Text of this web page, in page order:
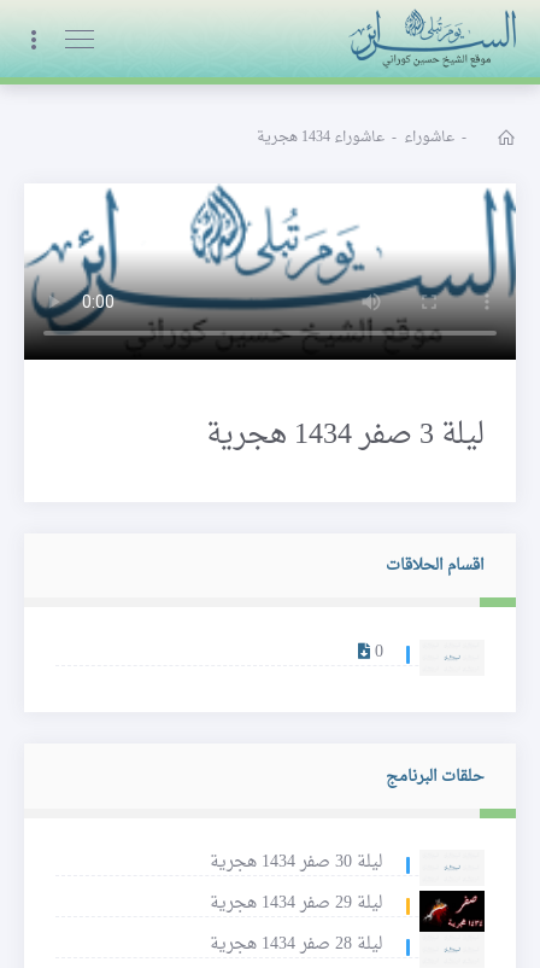
البث المباشر
- عاشوراء - عاشوراء 1434 هجرية
ليلة 3 صفر 1434 هجرية
اقسام الحلاقات
0
حلقات البرنامج
ليلة 30 صفر 1434 هجرية
ليلة 29 صفر 1434 هجرية
ليلة 28 صفر 1434 هجرية